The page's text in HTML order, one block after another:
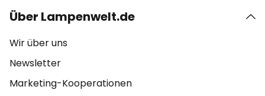
Über Lampenwelt.de
Wir über uns
Newsletter
Marketing-Kooperationen